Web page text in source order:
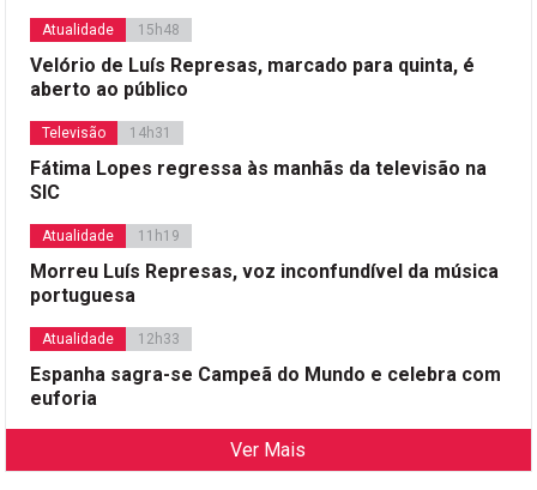
Atualidade 15h48
Velório de Luís Represas, marcado para quinta, é
aberto ao público
Televisão 14h31
Fátima Lopes regressa às manhãs da televisão na
SIC
Atualidade 11h19
Morreu Luís Represas, voz inconfundível da música
portuguesa
Atualidade 12h33
Espanha sagra-se Campeã do Mundo e celebra com
euforia
Ver Mais